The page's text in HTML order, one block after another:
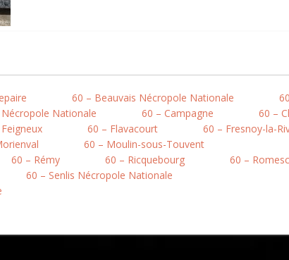
60 – Beauvais Nécropole Nationale
Nationale 60 – Campagne
60 –
60 – Flavacourt
60 – Fresnoy-la-
60 – Moulin-sous-Touvent
60 – Rémy 60 – Ricquebourg
60 –
60 – Senlis Nécropole Nationale